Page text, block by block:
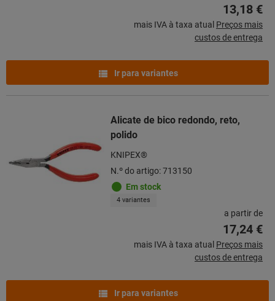
13,18 €
mais IVA à taxa atual Preços mais
custos de entrega
Ir para variantes
Alicate de bico redondo, reto,
polido
KNIPEX®
N.º do artigo: 713150
Em stock
4 variantes
a partir de
17,24 €
mais IVA à taxa atual Preços mais
custos de entrega
Ir para variantes